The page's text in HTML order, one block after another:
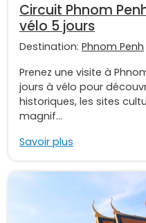
Circuit Phnom
vélo 5 jours
Destination: Phnom Penh
Prenez une visite à
jours à vélo pour
historiques, les sites
magnif...
Savoir plus